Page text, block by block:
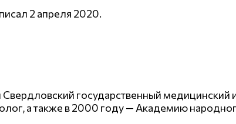
2 апреля 2020.
государственный медицинский
а также в 2000 году — Академию